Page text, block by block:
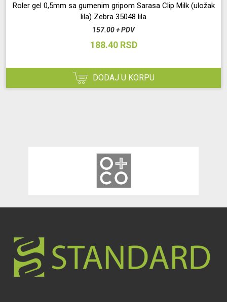
Roler gel 0,5mm sa gumenim gripom Sarasa Clip Milk (uložak
lila) Zebra 35048 lila
157.00 + PDV
188.40 RSD
DODAJ U KORPU